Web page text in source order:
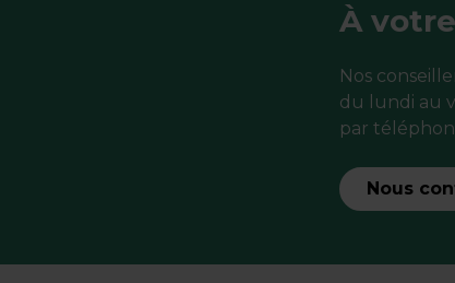
À
Nos
du lundi au
par
Nous